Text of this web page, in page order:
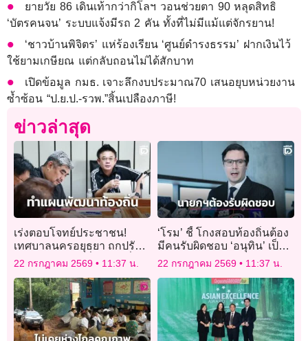
ยายวัย 86 เดินเท้ากว่ากิโลฯ วอนช่วยตา 90 หลุดสิทธิ
‘บัตรคนจน’ ระบบแจ้งมีรถ 2 คัน ทั้งที่ไม่มีแม้แต่จักรยาน!
‘ชาวบ้านพิจิตร’ แห่ร้องเรียน ‘ศูนย์ดำรงธรรม’ ฝากเงินไว้
ใช้ยามเกษียณ แต่กลับถอนไม่ได้สักบาท
เปิดข้อมูล กมธ. เจาะลึกงบประมาณ70 เสนอยุบหน่วยงาน
ซ้ำซ้อน “ป.ย.ป.-รวพ.”สิ้นเปลืองภาษี!
ข่าวล่าสุด
เร่งตอบโจทย์ประชาชน!
เทศบาลนครอยุธยา ถกปรับ
แผนพัฒนาท้องถิ่นฉบับเพิ่ม
เติม ดันโครงการเร่งด่วน
ลงพื้นที่
22 กรกฎาคม 2569 11:37 น.
‘โรม’ ชี้ โกงสอบท้องถิ่นต้อง
มีคนรับผิดชอบ ‘อนุทิน’ เป็น
มท.1 มานาน จะปัดความรับ
ผิดชอบไม่ได้เด็ดขาด
22 กรกฎาคม 2569 11:37 น.